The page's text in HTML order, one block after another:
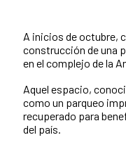
A inicios de octubre,
construcción de una
en el complejo de la
Aquel espacio,
como un parqueo
recuperado para
del país.